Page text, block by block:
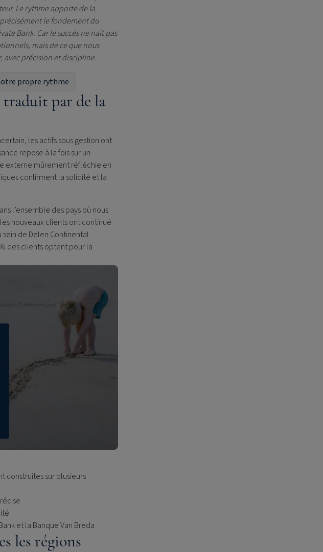
Le rythme apporte de la
le fondement du
Bank. Car le succès ne naît pas
mais de ce que nous
avec précision et discipline.
propre rythme
traduit par de la
les actifs sous gestion ont
repose à la fois sur un
externe mûrement réfléchie en
confirment la solidité et la
l’ensemble des pays où nous
nouveaux clients ont continué
de Delen Continental
des clients optent pour la
construites sur plusieurs
et la Banque Van Breda
les régions